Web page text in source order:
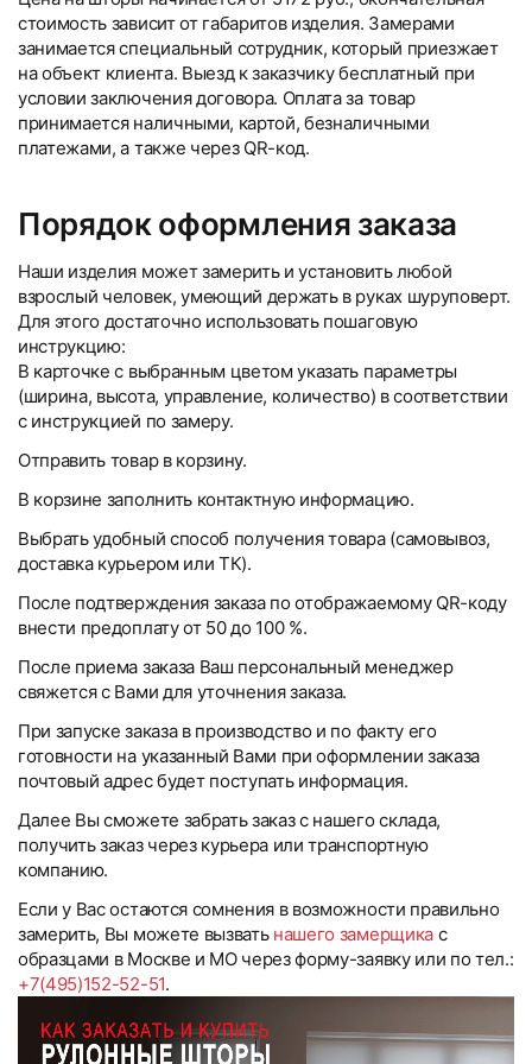
стоимость зависит от габаритов изделия. Замерами
занимается специальный сотрудник, который приезжает
на объект клиента. Выезд к заказчику бесплатный при
условии заключения договора. Оплата за товар
принимается наличными, картой, безналичными
платежами, а также через QR-код.
Порядок оформления заказа
Наши изделия может замерить и установить любой
взрослый человек, умеющий держать в руках шуруповерт.
Для этого достаточно использовать пошаговую
инструкцию:
В карточке с выбранным цветом указать параметры
(ширина, высота, управление, количество) в соответствии
с инструкцией по замеру.
Отправить товар в корзину.
В корзине заполнить контактную информацию.
Выбрать удобный способ получения товара (самовывоз,
доставка курьером или ТК).
После подтверждения заказа по отображаемому QR-коду
внести предоплату от 50 до 100 %.
После приема заказа Ваш персональный менеджер
свяжется с Вами для уточнения заказа.
При запуске заказа в производство и по факту его
готовности на указанный Вами при оформлении заказа
почтовый адрес будет поступать информация.
Далее Вы сможете забрать заказ с нашего склада,
получить заказ через курьера или транспортную
компанию.
Если у Вас остаются сомнения в возможности правильно
замерить, Вы можете вызвать нашего замерщикас
образцами в Москве и МО через форму-заявку или по тел.:
+7(495)152-52-51.